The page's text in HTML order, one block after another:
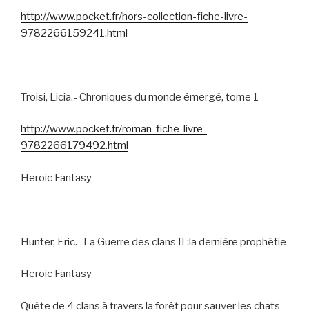
http://www.pocket.fr/hors-collection-fiche-livre-
9782266159241.html
Troisi, Licia.- Chroniques du monde émergé, tome 1
http://www.pocket.fr/roman-fiche-livre-
9782266179492.html
Heroic Fantasy
Hunter, Eric.- La Guerre des clans II :la dernière prophétie
Heroic Fantasy
Quête de 4 clans à travers la forêt pour sauver les chats